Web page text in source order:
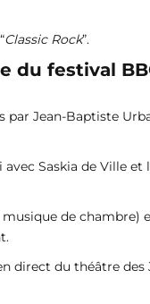
Classic Rock”.
du festival
par Jean-Baptiste
avec Saskia de Ville
de chambre)
direct du théâtre des